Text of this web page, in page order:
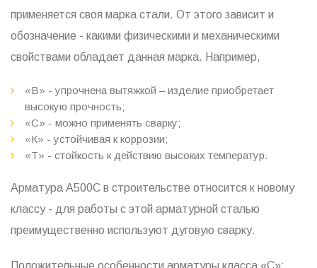
применяется своя марка стали. От этого зависит и
обозначение - какими физическими и механическими
свойствами обладает данная марка. Например,
«В» - упрочнена вытяжкой – изделие приобретает
высокую прочность;
«С» - можно применять сварку;
«К» - устойчивая к коррозии;
«Т» - стойкость к действию высоких температур.
Арматура А500С в строительстве относится к новому
классу - для работы с этой арматурной сталью
преимущественно используют дуговую сварку.
Положительные особенности арматуры класса «С»: